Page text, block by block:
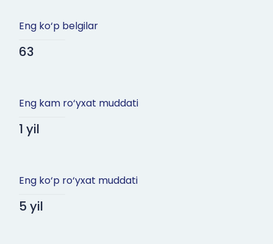
Eng ko‘p belgilar
63
Eng kam ro‘yxat muddati
1 yil
Eng ko‘p ro‘yxat muddati
5 yil